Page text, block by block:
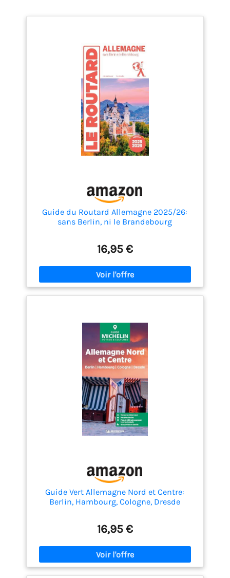
Guide du Routard Allemagne 2025/26:
sans Berlin, ni le Brandebourg
16,95 €
Guide Vert Allemagne Nord et Centre:
Berlin, Hambourg, Cologne, Dresde
16,95 €